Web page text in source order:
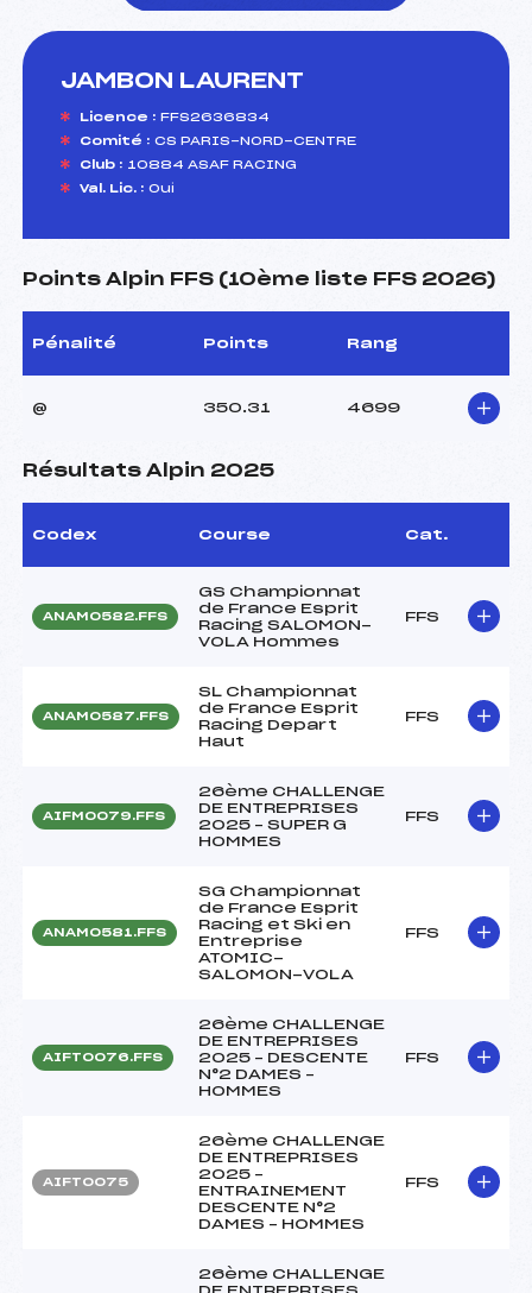
JAMBON LAURENT
Licence : FFS2636834
Comité : CS PARIS-NORD-CENTRE
Club : 10884 ASAF RACING
Val. Lic. : Oui
Points Alpin FFS (10ème liste FFS 2026)
Pénalité Points Rang
@ 350.31 4699
Résultats Alpin 2025
Codex Course Cat.
ANAM0582.FFS
GS Championnat
de France Esprit
Racing SALOMON-
VOLA Hommes
FFS
ANAM0587.FFS
SL Championnat
de France Esprit
Racing Depart
Haut
FFS
AIFM0079.FFS
26ème CHALLENGE
DE ENTREPRISES
2025 – SUPER G
HOMMES
FFS
ANAM0581.FFS
SG Championnat
de France Esprit
Racing et Ski en
Entreprise
ATOMIC-
SALOMON-VOLA
FFS
AIFT0076.FFS
26ème CHALLENGE
DE ENTREPRISES
2025 – DESCENTE
N°2 DAMES –
HOMMES
FFS
AIFT0075
26ème CHALLENGE
DE ENTREPRISES
2025 –
ENTRAINEMENT
DESCENTE N°2
DAMES – HOMMES
FFS
26ème CHALLENGE
DE ENTREPRISES